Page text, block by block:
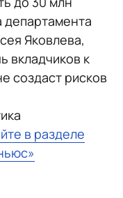
департамента
Яковлева,
вкладчиков к
создаст рисков
в разделе